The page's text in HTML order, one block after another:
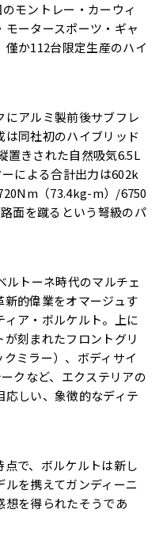
モントレー・カーウィ
ータースポーツ・ギャ
か112台限定生産のハイ
にアルミ製前後サブフレ
同社初のハイブリッド
置きされた自然吸気6.5L
による合計出力は602k
（73.4kg-m）/6750
面を蹴るという弩級のパ
ルトーネ時代のマルチェ
的偉業をオマージュす
ア・ボルケルト。上に
刻まれたフロントグリ
ミラー）、ボディサイ
クなど、エクステリアの
しい、象徴的なディテ
で、ボルケルトは新し
を携えてガンディーニ
想を得られたそうであ